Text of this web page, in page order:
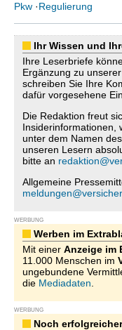
Pkw ·Regulierung
Ihr Wissen und
Ihre Leserbriefe
Ergänzung zu
schreiben Sie Ihre
dafür vorgesehene
Die Redaktion freut
Insiderinformationen,
unter dem Namen
unseren Lesern
bitte an
Allgemeine
WERBUNG
Werben im
Mit einer Anzeige im
11.000 Menschen im
ungebundene
die Mediadaten
WERBUNG
Noch